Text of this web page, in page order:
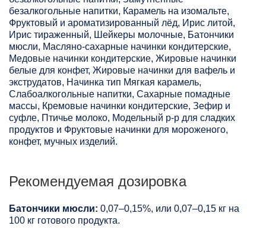
безалкогольные напитки, Карамель на изомальте,
Фруктовый и ароматизированный лёд, Ирис литой,
Ирис тираженный, Шейкеры молочные, Батончики
мюсли, Масляно-сахарные начинки кондитерские,
Медовые начинки кондитерские, Жировые начинки
белые для конфет, Жировые начинки для вафель и
экструдатов, Начинка тип Мягкая карамель,
Слабоалкогольные напитки, Сахарные помадные
массы, Кремовые начинки кондитерские, Зефир и
суфле, Птичье молоко, Модельный р-р для сладких
продуктов и Фруктовые начинки для мороженого,
конфет, мучных изделий.
Рекомендуемая дозировка
Батончики мюсли: 0,07–0,15%, или 0,07–0,15 кг на
100 кг готового продукта.